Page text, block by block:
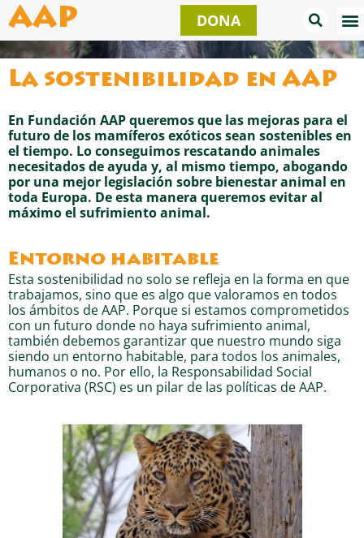
al
contenido
AAP DONA
La sostenibilidad en AAP
En Fundación AAP queremos que las mejoras para el
futuro de los mamíferos exóticos sean sostenibles en
el tiempo. Lo conseguimos rescatando animales
necesitados de ayuda y, al mismo tiempo, abogando
por una mejor legislación sobre bienestar animal en
toda Europa. De esta manera queremos evitar al
máximo el sufrimiento animal.
Entorno habitable
Esta sostenibilidad no solo se refleja en la forma en que
trabajamos, sino que es algo que valoramos en todos
los ámbitos de AAP. Porque si estamos comprometidos
con un futuro donde no haya sufrimiento animal,
también debemos garantizar que nuestro mundo siga
siendo un entorno habitable, para todos los animales,
humanos o no. Por ello, la Responsabilidad Social
Corporativa (RSC) es un pilar de las políticas de AAP.